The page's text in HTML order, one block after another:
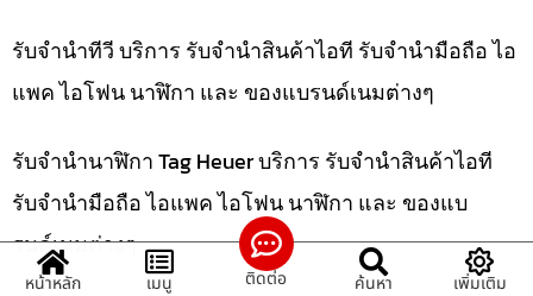
รับจำนำทีวี บริการ รับจำนำสินค้าไอที รับจำนำมือถือ ไอ
แพค ไอโฟน นาฬิกา และ ของแบรนด์เนมต่างๆ
รับจำนำนาฬิกา Tag Heuer บริการ รับจำนำสินค้าไอที
รับจำนำมือถือ ไอแพค ไอโฟน นาฬิกา และ ของแบ
รนด์เนมต่างๆ
หน้าหลัก เมนู ติดต่อ ค้นหา เพิ่มเติม